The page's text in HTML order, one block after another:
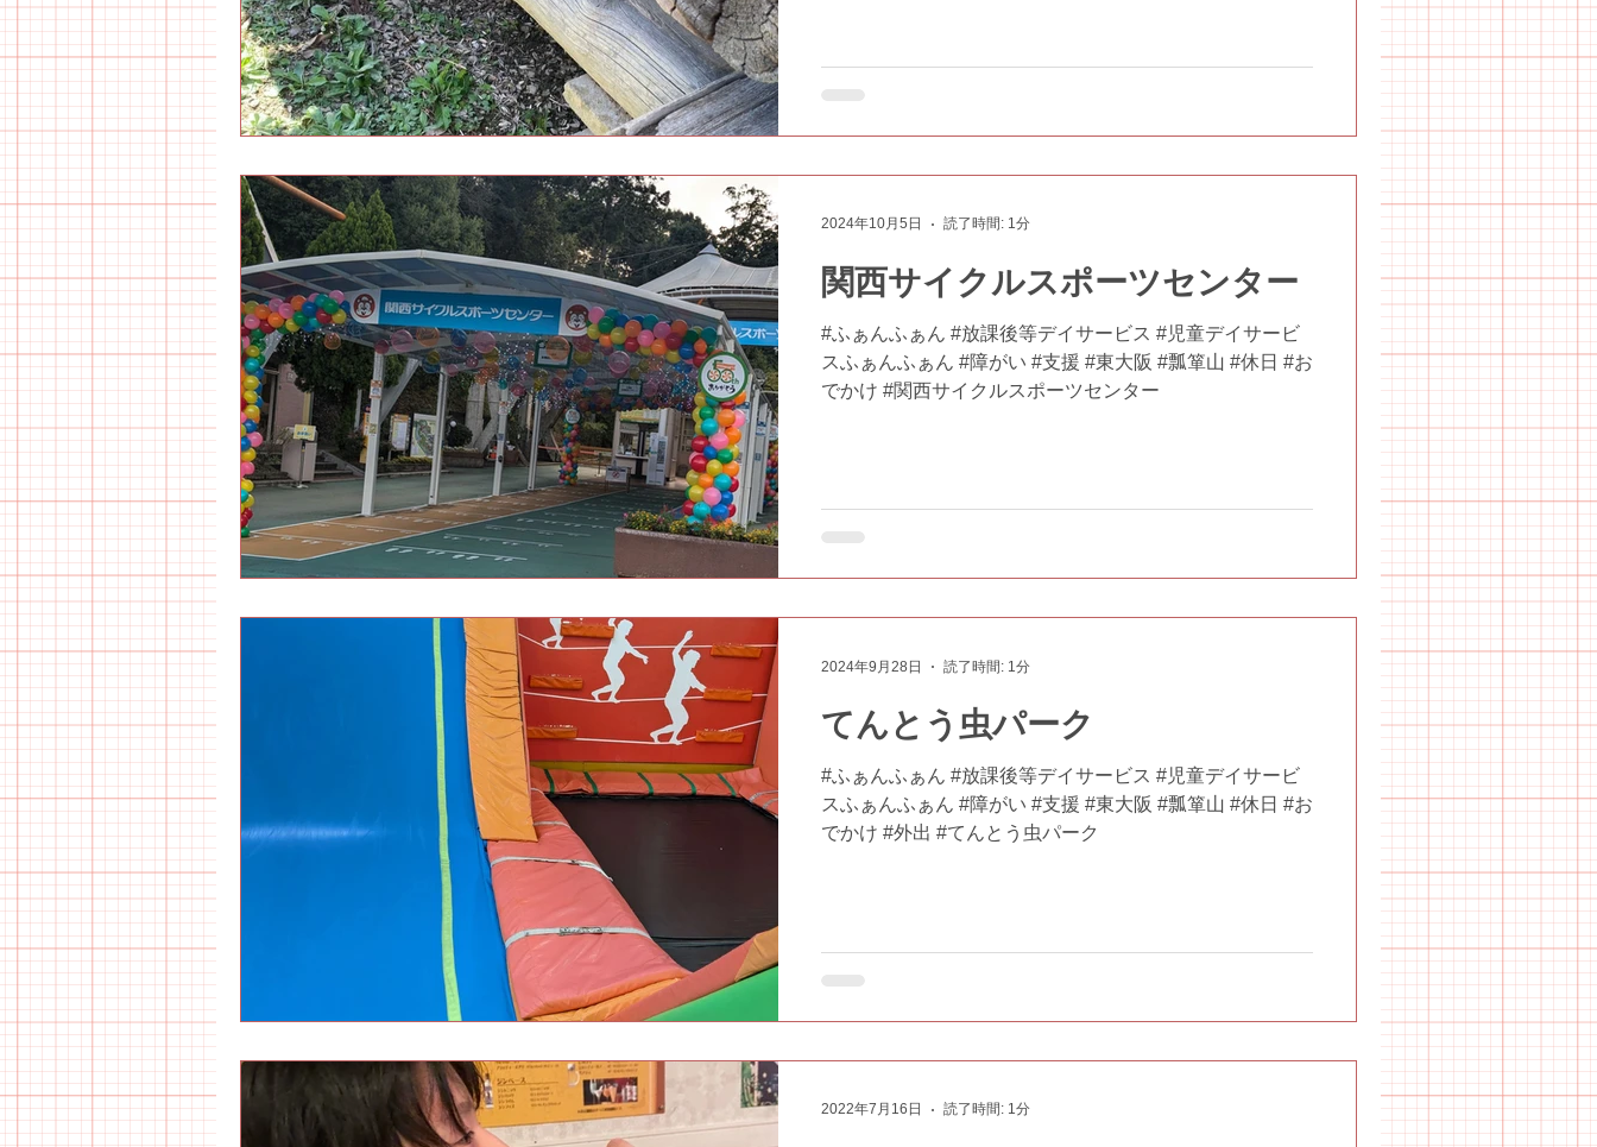
関西サイクルスポーツセンター
#ふぁんふぁん #放課後等デイサービス #児童デイサービ
スふぁんふぁん #障がい #支援 #東大阪 #瓢箪山 #休日 #お
でかけ #関西サイクルスポーツセンター
2024年10月5日 読了時間: 1分
てんとう虫パーク
#ふぁんふぁん #放課後等デイサービス #児童デイサービ
スふぁんふぁん #障がい #支援 #東大阪 #瓢箪山 #休日 #お
でかけ #外出 #てんとう虫パーク
2024年9月28日 読了時間: 1分
2022年7月16日 読了時間: 1分